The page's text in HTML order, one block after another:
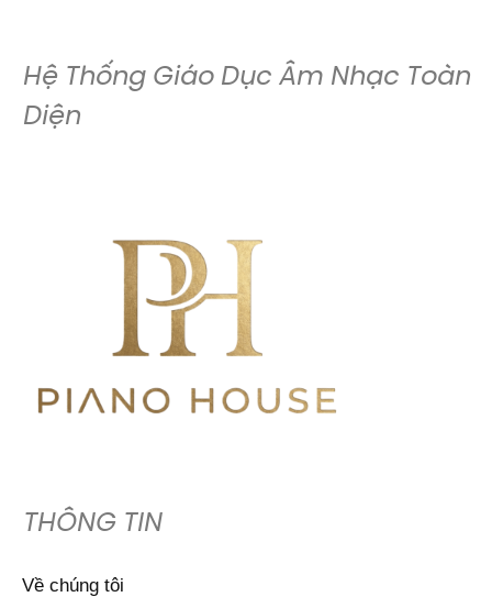
Hệ Thống Giáo Dục Âm Nhạc Toàn
Diện
THÔNG TIN
Về chúng tôi